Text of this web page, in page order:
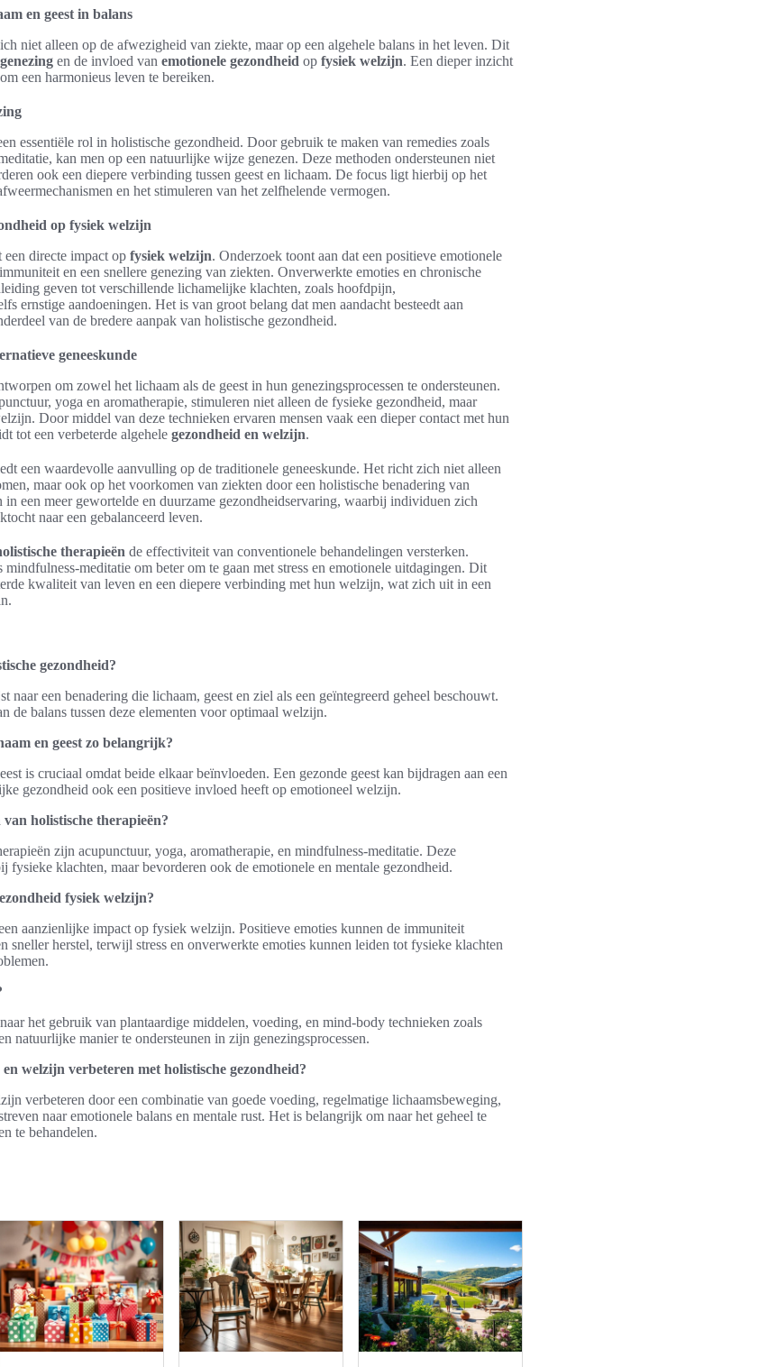
en geest in balans
niet alleen op de afwezigheid van ziekte, maar op een algehele balans in het leven. Dit
en de invloed van emotionele gezondheid op fysiek welzijn. Een dieper inzicht
een harmonieus leven te bereiken.
essentiële rol in holistische gezondheid. Door gebruik te maken van remedies zoals
kan men op een natuurlijke wijze genezen. Deze methoden ondersteunen niet
ook een diepere verbinding tussen geest en lichaam. De focus ligt hierbij op het
en het stimuleren van het zelfhelende vermogen.
op fysiek welzijn
een directe impact op fysiek welzijn. Onderzoek toont aan dat een positieve emotionele
en een snellere genezing van ziekten. Onverwerkte emoties en chronische
geven tot verschillende lichamelijke klachten, zoals hoofdpijn,
ernstige aandoeningen. Het is van groot belang dat men aandacht besteedt aan
van de bredere aanpak van holistische gezondheid.
geneeskunde
om zowel het lichaam als de geest in hun genezingsprocessen te ondersteunen.
yoga en aromatherapie, stimuleren niet alleen de fysieke gezondheid, maar
Door middel van deze technieken ervaren mensen vaak een dieper contact met hun
tot een verbeterde algehele gezondheid en welzijn.
een waardevolle aanvulling op de traditionele geneeskunde. Het richt zich niet alleen
maar ook op het voorkomen van ziekten door een holistische benadering van
in een meer gewortelde en duurzame gezondheidservaring, waarbij individuen zich
naar een gebalanceerd leven.
therapieën de effectiviteit van conventionele behandelingen versterken.
mindfulness-meditatie om beter om te gaan met stress en emotionele uitdagingen. Dit
kwaliteit van leven en een diepere verbinding met hun welzijn, wat zich uit in een
gezondheid?
naar een benadering die lichaam, geest en ziel als een geïntegreerd geheel beschouwt.
de balans tussen deze elementen voor optimaal welzijn.
en geest zo belangrijk?
is cruciaal omdat beide elkaar beïnvloeden. Een gezonde geest kan bijdragen aan een
gezondheid ook een positieve invloed heeft op emotioneel welzijn.
holistische therapieën?
zijn acupunctuur, yoga, aromatherapie, en mindfulness-meditatie. Deze
fysieke klachten, maar bevorderen ook de emotionele en mentale gezondheid.
fysiek welzijn?
aanzienlijke impact op fysiek welzijn. Positieve emoties kunnen de immuniteit
sneller herstel, terwijl stress en onverwerkte emoties kunnen leiden tot fysieke klachten
het gebruik van plantaardige middelen, voeding, en mind-body technieken zoals
natuurlijke manier te ondersteunen in zijn genezingsprocessen.
welzijn verbeteren met holistische gezondheid?
verbeteren door een combinatie van goede voeding, regelmatige lichaamsbeweging,
naar emotionele balans en mentale rust. Het is belangrijk om naar het geheel te
te behandelen.